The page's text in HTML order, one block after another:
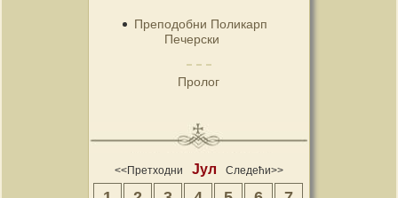
Преподобни Поликарп
Печерски
Пролог
<<Претходни Јул Следећи>>